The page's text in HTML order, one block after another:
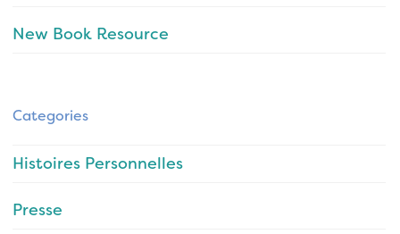
New Book Resource
Categories
Histoires Personnelles
Presse